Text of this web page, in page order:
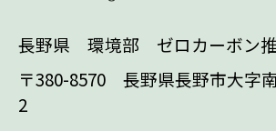
長野県 環境部 ゼロカーボン
〒380-8570 長野県長野市大字
2